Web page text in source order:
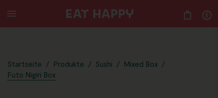
14.49
Startseite / Produkte / Sushi / Mixed Box /
Futo Nigiri Box